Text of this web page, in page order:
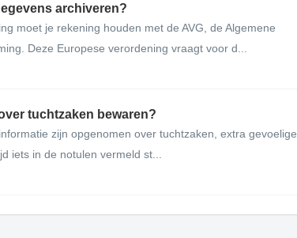
archiveren?
moet je rekening houden met de AVG, de Algemene
Deze Europese verordening vraagt voor d...
tuchtzaken bewaren?
zijn opgenomen over tuchtzaken, extra gevoelige
iets in de notulen vermeld st...